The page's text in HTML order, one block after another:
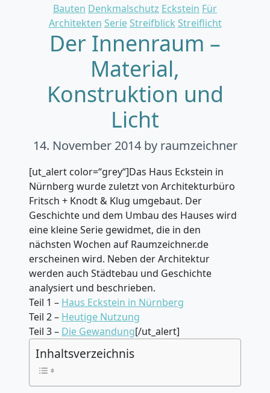
Categories
Bauten Denkmalschutz Eckstein Für
Architekten Serie Streifblick Streiflicht
Der Innenraum –
Material,
Konstruktion und
Licht
14. November 2014 by raumzeichner
[ut_alert color=“grey“]Das Haus Eckstein in
Nürnberg wurde zuletzt von Architekturbüro
Fritsch + Knodt & Klug umgebaut. Der
Geschichte und dem Umbau des Hauses wird
eine kleine Serie gewidmet, die in den
nächsten Wochen auf Raumzeichner.de
erscheinen wird. Neben der Architektur
werden auch Städtebau und Geschichte
analysiert und beschrieben.
Teil 1 – Haus Eckstein in Nürnberg
Teil 2 – Heutige Nutzung
Teil 3 – Die Gewandung[/ut_alert]
Inhaltsverzeichnis